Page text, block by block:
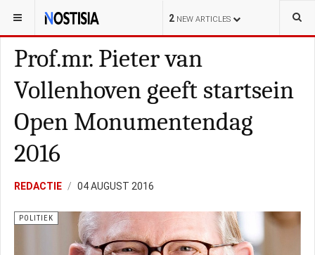
2 NEW ARTICLES
YOU ARE HERE: NEDERLAND POLITIE
Prof.mr. Pieter van
Vollenhoven geeft startsein
Open Monumentendag
2016
REDACTIE 04 AUGUST 2016
POLITIEK